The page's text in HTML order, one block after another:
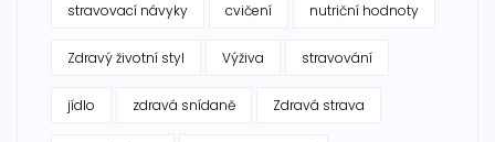
stravovací návyky cvičení nutriční hodnoty
Zdravý životní styl Výživa stravování
jídlo zdravá snídaně Zdravá strava